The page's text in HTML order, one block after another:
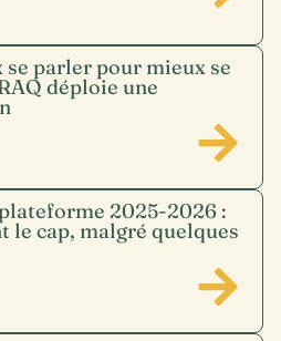
se parler pour mieux se
déploie une
2025-2026 :
le cap, malgré quelques